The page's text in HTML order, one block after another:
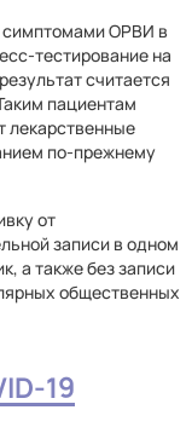
симптомами ОРВИ в
тестирование на
считается
пациентам
лекарственные
по-прежнему
от
записи в одном
а также без записи
общественных
19